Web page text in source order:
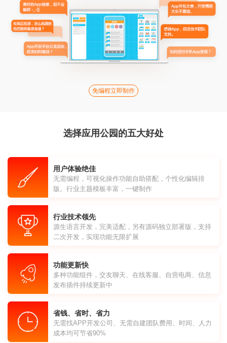
免编程立即制作
选择应用公园的五大好处
用户体验绝佳
无需编程，可视化操作功能自助搭配，个性化编辑排
版。行业主题模板丰富，一键制作
行业技术领先
源生语言开发，完美适配，另有源码独立部署版，支持
二次开发，实现功能无限扩展
功能更新快
多种功能组件，交友聊天、在线客服、自营电商、信息
发布插件持续更新中
省钱、省时、省力
无需找APP开发公司、无需自建团队费用、时间、人力
成本均可节省90%